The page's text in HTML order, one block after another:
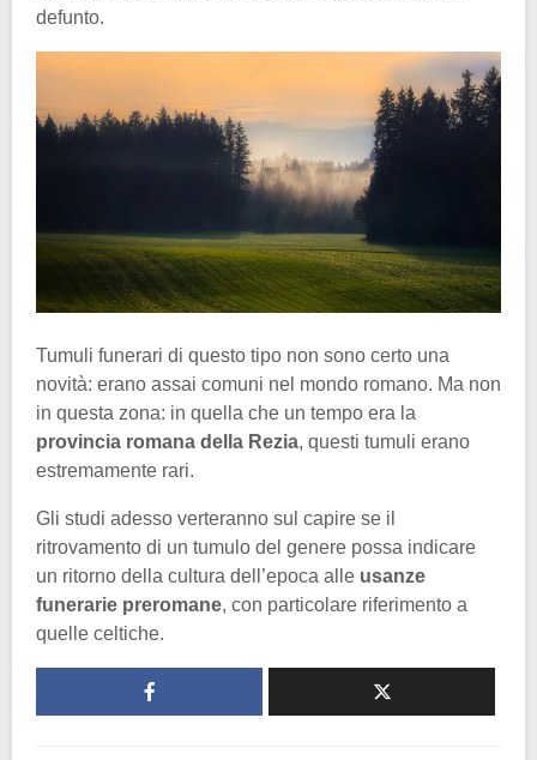
defunto.
Tumuli funerari di questo tipo non sono certo una
novità: erano assai comuni nel mondo romano. Ma non
in questa zona: in quella che un tempo era la
provincia romana della Rezia, questi tumuli erano
estremamente rari.
Gli studi adesso verteranno sul capire se il
ritrovamento di un tumulo del genere possa indicare
un ritorno della cultura dell’epoca alle usanze
funerarie preromane, con particolare riferimento a
quelle celtiche.